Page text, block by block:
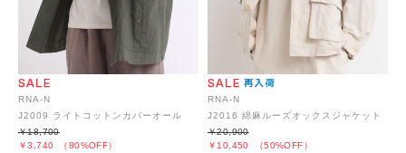
RNA-N
J2009 ライトコットンカバーオール
￥3,740 （80%OFF）
￥18,700
RNA-N
J2016 綿麻ルーズオックスジャケット
￥10,450 （50%OFF）
￥20,900